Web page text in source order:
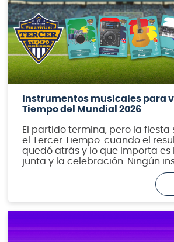
Instrumentos musicales para
Tiempo del Mundial 2026
El partido termina, pero la fiesta
el Tercer Tiempo: cuando el
quedó atrás y lo que importa es
junta y la celebración. Ningún
pertenece realmente a un país:
viaja y se transforma de cultura
eso esta guía es, ante todo, […]